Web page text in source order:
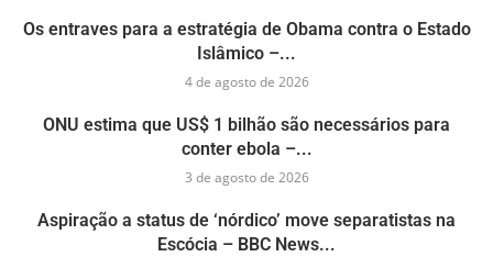
Os entraves para a estratégia de Obama contra o Estado
Islâmico –...
4 de agosto de 2026
ONU estima que US$ 1 bilhão são necessários para
conter ebola –...
3 de agosto de 2026
Aspiração a status de ‘nórdico’ move separatistas na
Escócia – BBC News...